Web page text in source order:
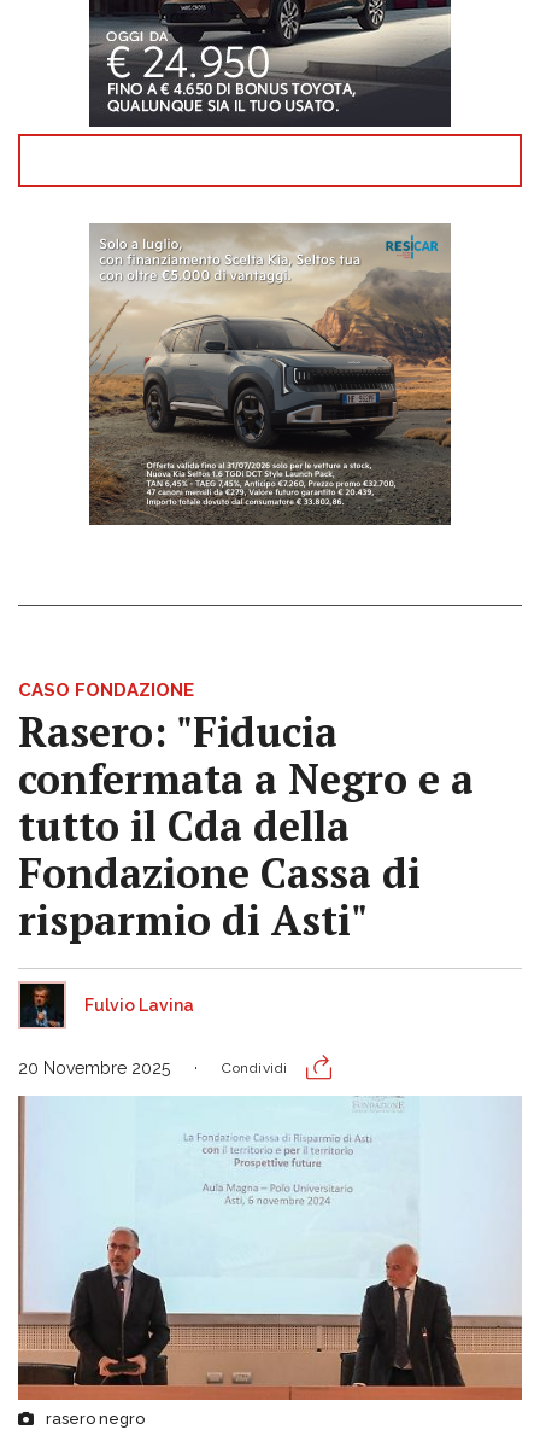
CASO FONDAZIONE
Rasero: "Fiducia
confermata a Negro e a
tutto il Cda della
Fondazione Cassa di
risparmio di Asti"
Fulvio Lavina
20 Novembre 2025 Condividi
rasero negro